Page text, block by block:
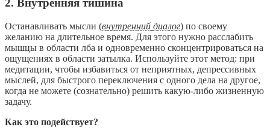
2. Внутренняя тишина
Останавливать мысли (внутренний диалог) по своему
желанию на длительное время. Для этого нужно расслабить
мышцы в области лба и одновременно сконцентрироваться на
ощущениях в области затылка. Используйте этот метод: при
медитации, чтобы избавиться от неприятных, депрессивных
мыслей, для быстрого переключения с одного дела на другое,
когда не можете (сознательно) решить какую-либо жизненную
задачу.
Как это подействует?